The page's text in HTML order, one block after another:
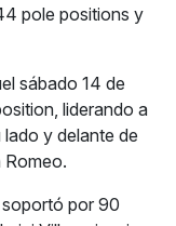
pole positions y
sábado 14 de
liderando a
y delante de
Romeo.
por 90